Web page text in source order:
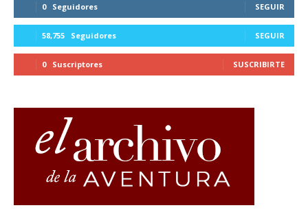
0 Seguidores SEGUIR
58,755 Seguidores SEGUIR
0 Suscriptores SUSCRIBIRTE